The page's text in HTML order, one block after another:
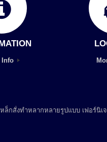
Info
กสั่งทำหลากหลายรูปแบบ เฟอร์นิเ